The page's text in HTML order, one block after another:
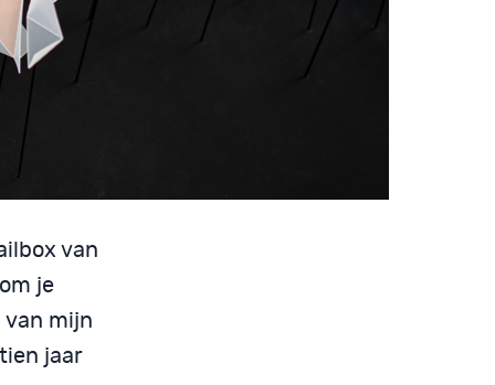
van
je
van mijn
jaar